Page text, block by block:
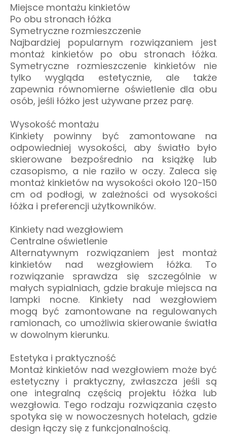
Miejsce montażu kinkietów
Po obu stronach łóżka
Symetryczne rozmieszczenie
Najbardziej popularnym rozwiązaniem jest
montaż kinkietów po obu stronach łóżka.
Symetryczne rozmieszczenie kinkietów nie
tylko wygląda estetycznie, ale także
zapewnia równomierne oświetlenie dla obu
osób, jeśli łóżko jest używane przez parę.
Wysokość montażu
Kinkiety powinny być zamontowane na
odpowiedniej wysokości, aby światło było
skierowane bezpośrednio na książkę lub
czasopismo, a nie raziło w oczy. Zaleca się
montaż kinkietów na wysokości około 120-150
cm od podłogi, w zależności od wysokości
łóżka i preferencji użytkowników.
Kinkiety nad wezgłowiem
Centralne oświetlenie
Alternatywnym rozwiązaniem jest montaż
kinkietów nad wezgłowiem łóżka. To
rozwiązanie sprawdza się szczególnie w
małych sypialniach, gdzie brakuje miejsca na
lampki nocne. Kinkiety nad wezgłowiem
mogą być zamontowane na regulowanych
ramionach, co umożliwia skierowanie światła
w dowolnym kierunku.
Estetyka i praktyczność
Montaż kinkietów nad wezgłowiem może być
estetyczny i praktyczny, zwłaszcza jeśli są
one integralną częścią projektu łóżka lub
wezgłowia. Tego rodzaju rozwiązania często
spotyka się w nowoczesnych hotelach, gdzie
design łączy się z funkcjonalnością.